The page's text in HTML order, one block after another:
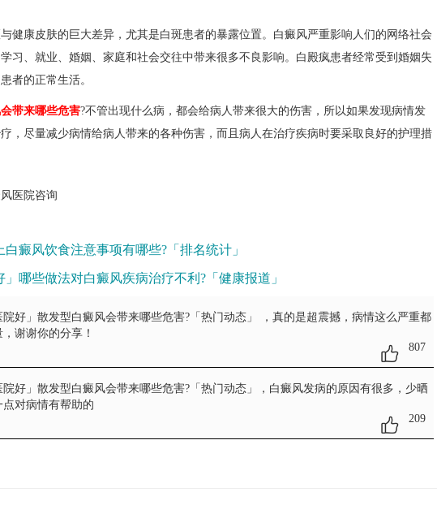
康皮肤的巨大差异，尤其是白斑患者的暴露位置。白癜风严重影响人们的网络社会
习、就业、婚姻、家庭和社会交往中带来很多不良影响。白殿疯患者经常受到婚姻失
者的正常生活。
带来哪些危害?不管出现什么病，都会给病人带来很大的伤害，所以如果发现病情发
，尽量减少病情给病人带来的各种伤害，而且病人在治疗疾病时要采取良好的护理措
医院咨询
白癜风饮食注意事项有哪些?「排名统计」
」哪些做法对白癜风疾病治疗不利?「健康报道」
好」散发型白癜风会带来哪些危害?「热门动态」
，真的是超震撼，病情这么严重都
谢谢你的分享！
807
好」散发型白癜风会带来哪些危害?「热门动态」
，白癜风发病的原因有很多，少晒
对病情有帮助的
209